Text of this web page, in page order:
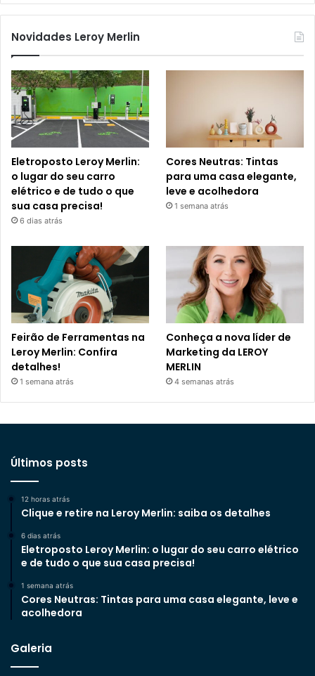
Novidades Leroy Merlin
Eletroposto Leroy Merlin:
o lugar do seu carro
elétrico e de tudo o que
sua casa precisa!
6 dias atrás
Cores Neutras: Tintas
para uma casa elegante,
leve e acolhedora
1 semana atrás
Feirão de Ferramentas na
Leroy Merlin: Confira
detalhes!
1 semana atrás
Conheça a nova líder de
Marketing da LEROY
MERLIN
4 semanas atrás
Últimos posts
12 horas atrás
Clique e retire na Leroy Merlin: saiba os detalhes
6 dias atrás
Eletroposto Leroy Merlin: o lugar do seu carro elétrico
e de tudo o que sua casa precisa!
1 semana atrás
Cores Neutras: Tintas para uma casa elegante, leve e
acolhedora
Galeria